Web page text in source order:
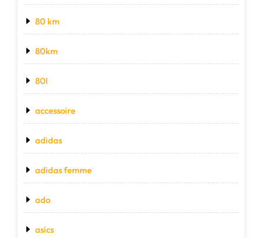
80 km
80km
80l
accessoire
adidas
adidas femme
ado
asics